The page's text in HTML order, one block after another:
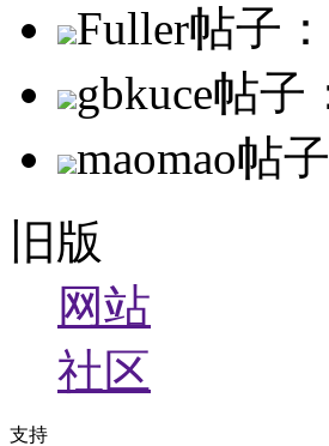
Fuller帖子
gbkuce帖子
maomao帖
旧版
网站
社区
支持